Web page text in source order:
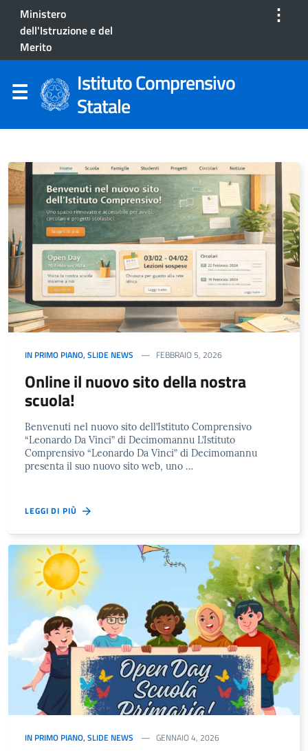
Ministero
dell'Istruzione e del
Merito
⋮
Istituto Comprensivo
Statale
IN PRIMO PIANO, SLIDE NEWS FEBBRAIO 5, 2026
Online il nuovo sito della nostra
scuola!
Benvenuti nel nuovo sito dell’Istituto Comprensivo
“Leonardo Da Vinci” di Decimomannu L’Istituto
Comprensivo “Leonardo Da Vinci” di Decimomannu
presenta il suo nuovo sito web, uno …
LEGGI DI PIÙ
IN PRIMO PIANO, SLIDE NEWS GENNAIO 4, 2026